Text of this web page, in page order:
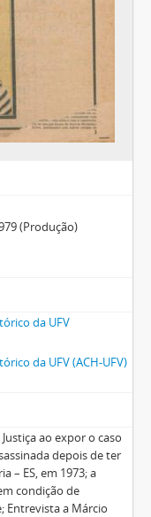
(Produção)
da UFV
da UFV (ACH-UFV)
ao expor o caso
depois de ter
– ES, em 1973; a
condição de
Entrevista a Márcio